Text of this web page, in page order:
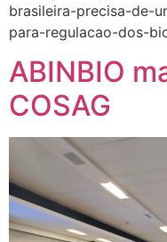
brasileira-precisa-de-
para-regulacao-dos-
ABINBIO
COSAG